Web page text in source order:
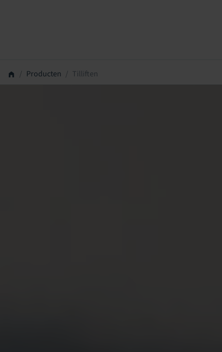
Producten Tilliften